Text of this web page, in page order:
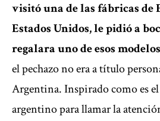
visitó una de las fábricas de
Estados Unidos, le pidió a
regalara uno de esos modelos
el pechazo no era a título
Argentina. Inspirado como es
argentino para llamar la